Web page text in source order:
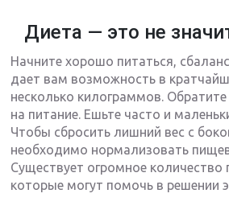
Диета — это не
Начните хорошо питаться,
дает вам возможность в
несколько килограммов.
на питание. Ешьте часто и
Чтобы сбросить лишний вес с
необходимо нормализовать
Существует огромное количество
которые могут помочь в решении